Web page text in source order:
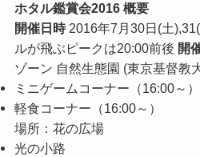
ホタル鑑賞会2016 概要
開催日時2016年7月30日(土
ルが飛ぶピークは20:00前後 開
ゾーン 自然生態園 (東京基督教
ミニゲームコーナー（16:00～）
軽食コーナー（16:00～）
場所：花の広場
光の小路